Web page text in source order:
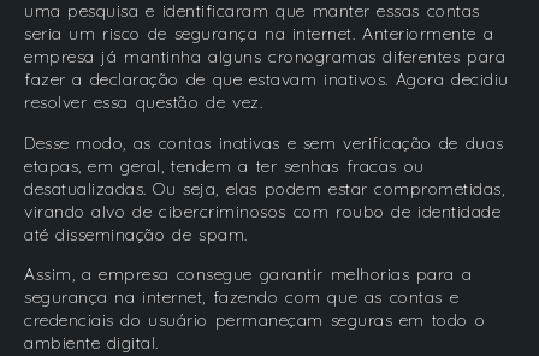
uma pesquisa e identificaram que manter essas contas
seria um risco de segurança na internet. Anteriormente a
empresa já mantinha alguns cronogramas diferentes para
fazer a declaração de que estavam inativos. Agora decidiu
resolver essa questão de vez.
Desse modo, as contas inativas e sem verificação de duas
etapas, em geral, tendem a ter senhas fracas ou
desatualizadas. Ou seja, elas podem estar comprometidas,
virando alvo de cibercriminosos com roubo de identidade
até disseminação de spam.
Assim, a empresa consegue garantir melhorias para a
segurança na internet, fazendo com que as contas e
credenciais do usuário permaneçam seguras em todo o
ambiente digital.